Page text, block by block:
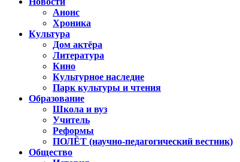
Анонс
Хроника
Культура
Дом актёра
Литература
Кино
Культурное наследие
Парк культуры и чтения
Образование
Школа и вуз
Учитель
Реформы
ПОЛЁТ (научно-педагогический вестник)
Общество